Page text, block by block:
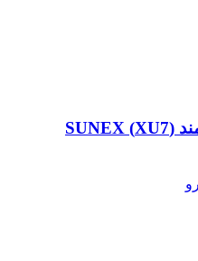
شاتون پژو 405-پژو پارس-سمند (XU7) SUNEX